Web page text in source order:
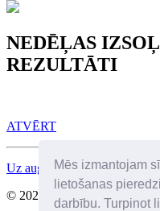
Mēs izmantojam
lietošanas
darbību. Turpinot
NEDĒĻAS
REZULTĀTI
ATVĒRT
Uz augšu
© 2026 Visas tiesības